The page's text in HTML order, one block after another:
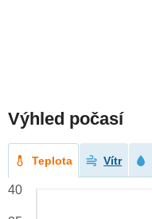
Výhled počasí
Teplota Vítr
40